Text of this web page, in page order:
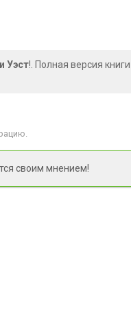
Уэст!. Полная версия
своим мнением!